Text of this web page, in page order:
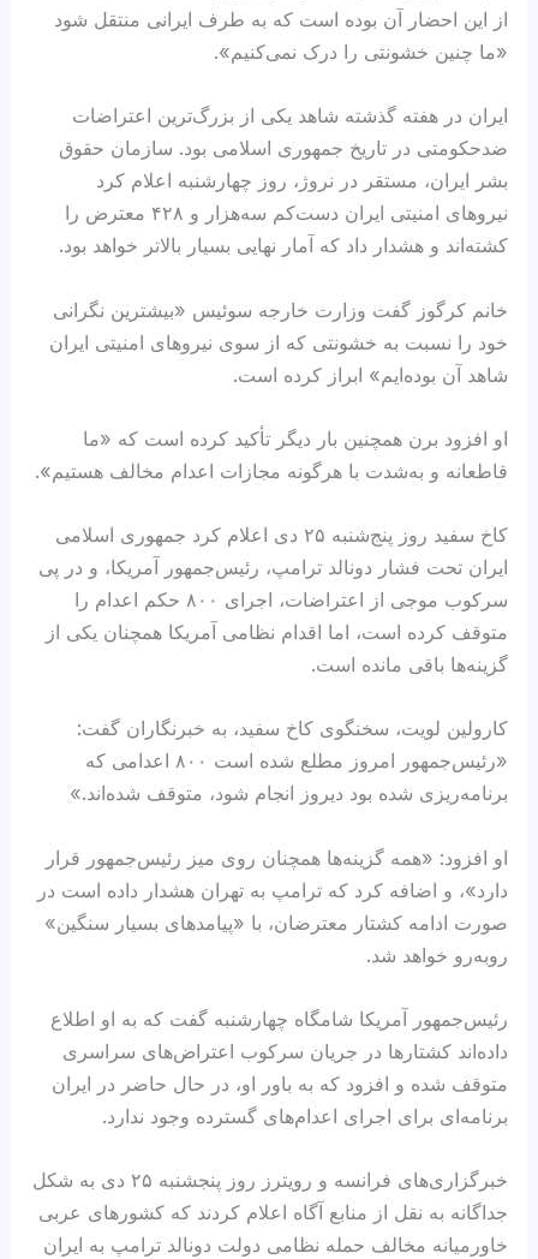
از این احضار آن بوده است که به طرف ایرانی منتقل شود
«ما چنین خشونتی را درک نمی‌کنیم».
ایران در هفته گذشته شاهد یکی از بزرگ‌ترین اعتراضات
ضدحکومتی در تاریخ جمهوری اسلامی بود. سازمان حقوق
بشر ایران، مستقر در نروژ، روز چهارشنبه اعلام کرد
نیروهای امنیتی ایران دست‌کم سه‌هزار و ۴۲۸ معترض را
کشته‌اند و هشدار داد که آمار نهایی بسیار بالاتر خواهد بود.
خانم کرگوز گفت وزارت خارجه سوئیس «بیشترین نگرانی
خود را نسبت به خشونتی که از سوی نیروهای امنیتی ایران
شاهد آن بوده‌ایم» ابراز کرده است.
او افزود برن همچنین بار دیگر تأکید کرده است که «ما
قاطعانه و به‌شدت با هرگونه مجازات اعدام مخالف هستیم».
کاخ سفید روز پنج‌شنبه ۲۵ دی اعلام کرد جمهوری اسلامی
ایران تحت فشار دونالد ترامپ، رئیس‌جمهور آمریکا، و در پی
سرکوب موجی از اعتراضات، اجرای ۸۰۰ حکم اعدام را
متوقف کرده است، اما اقدام نظامی آمریکا همچنان یکی از
گزینه‌ها باقی مانده است.
کارولین لویت، سخنگوی کاخ سفید، به خبرنگاران گفت:
«رئیس‌جمهور امروز مطلع شده است ۸۰۰ اعدامی که
برنامه‌ریزی شده بود دیروز انجام شود، متوقف شده‌اند.»
او افزود: «همه گزینه‌ها همچنان روی میز رئیس‌جمهور قرار
دارد»، و اضافه کرد که ترامپ به تهران هشدار داده است در
صورت ادامه کشتار معترضان، با «پیامدهای بسیار سنگین»
روبه‌رو خواهد شد.
رئیس‌جمهور آمریکا شامگاه چهارشنبه گفت که به او اطلاع
داده‌اند کشتارها در جریان سرکوب اعتراض‌های سراسری
متوقف شده و افزود که به باور او، در حال حاضر در ایران
برنامه‌ای برای اجرای اعدام‌های گسترده وجود ندارد.
خبرگزاری‌های فرانسه و رویترز روز پنجشنبه ۲۵ دی به شکل
جداگانه به نقل از منابع آگاه اعلام کردند که کشورهای عربی
خاورمیانه مخالف حمله نظامی دولت دونالد ترامپ به ایران